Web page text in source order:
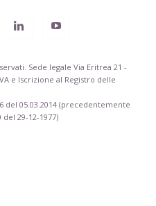
Sede legale Via Eritrea 21 -
e Iscrizione al Registro delle
del 05.03.2014 (precedentemente
29-12-1977)